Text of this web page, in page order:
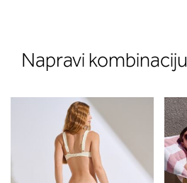
Napravi kombinaciju